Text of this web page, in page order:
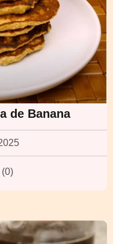
de Banana
(0)